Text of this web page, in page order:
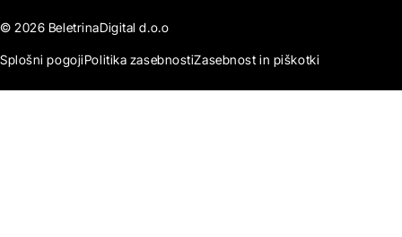
© 2026 BeletrinaDigital d.o.o
Splošni pogojiPolitika zasebnostiZasebnost in piškotki